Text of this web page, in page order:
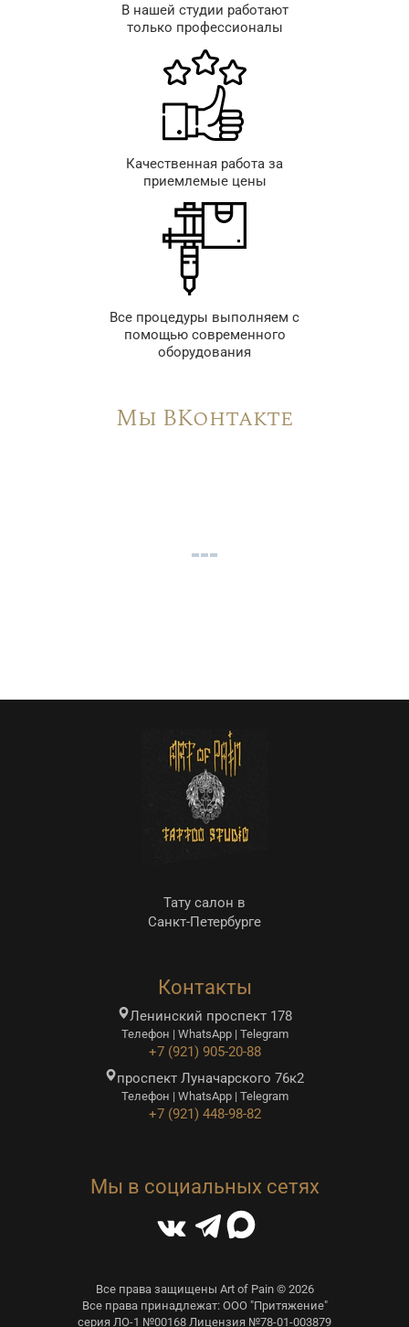
В нашей студии работают
только профессионалы
Качественная работа за
приемлемые цены
Все процедуры выполняем с
помощью современного
оборудования
Мы ВКонтакте
Тату салон в
Санкт-Петербурге
Контакты
Ленинский проспект 178
Телефон | WhatsApp | Telegram
+7 (921) 905-20-88
проспект Луначарского 76к2
Телефон | WhatsApp | Telegram
+7 (921) 448-98-82
Мы в социальных сетях
Все права защищены Art of Pain © 2026
Все права принадлежат: ООО "Притяжение"
серия ЛО-1 №00168 Лицензия №78-01-003879